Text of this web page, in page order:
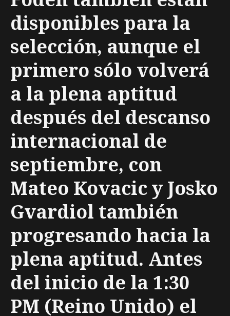
disponibles para la
selección, aunque el
primero sólo volverá
a la plena aptitud
después del descanso
internacional de
septiembre, con
Mateo Kovacic y Josko
Gvardiol también
progresando hacia la
plena aptitud. Antes
del inicio de la 1:30
PM (Reino Unido) el